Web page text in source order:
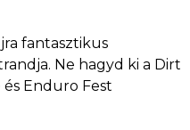
fantasztikus
Ne hagyd ki a Dirt
Enduro Fest